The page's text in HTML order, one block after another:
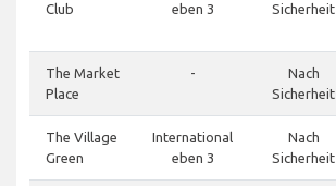
Club
eben 3
Sicherheit
The Market
Place
-
Nach
Sicherheit
The Village
Green
International
eben 3
Nach
Sicherheit